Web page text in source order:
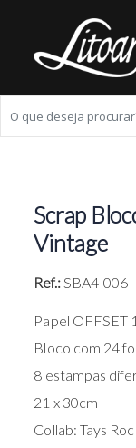
Scrap
Vintage
Ref.:SBA4-006
Papel OFFSET
Bloco com 24
8 estampas
21 x 30cm
Collab: Tays